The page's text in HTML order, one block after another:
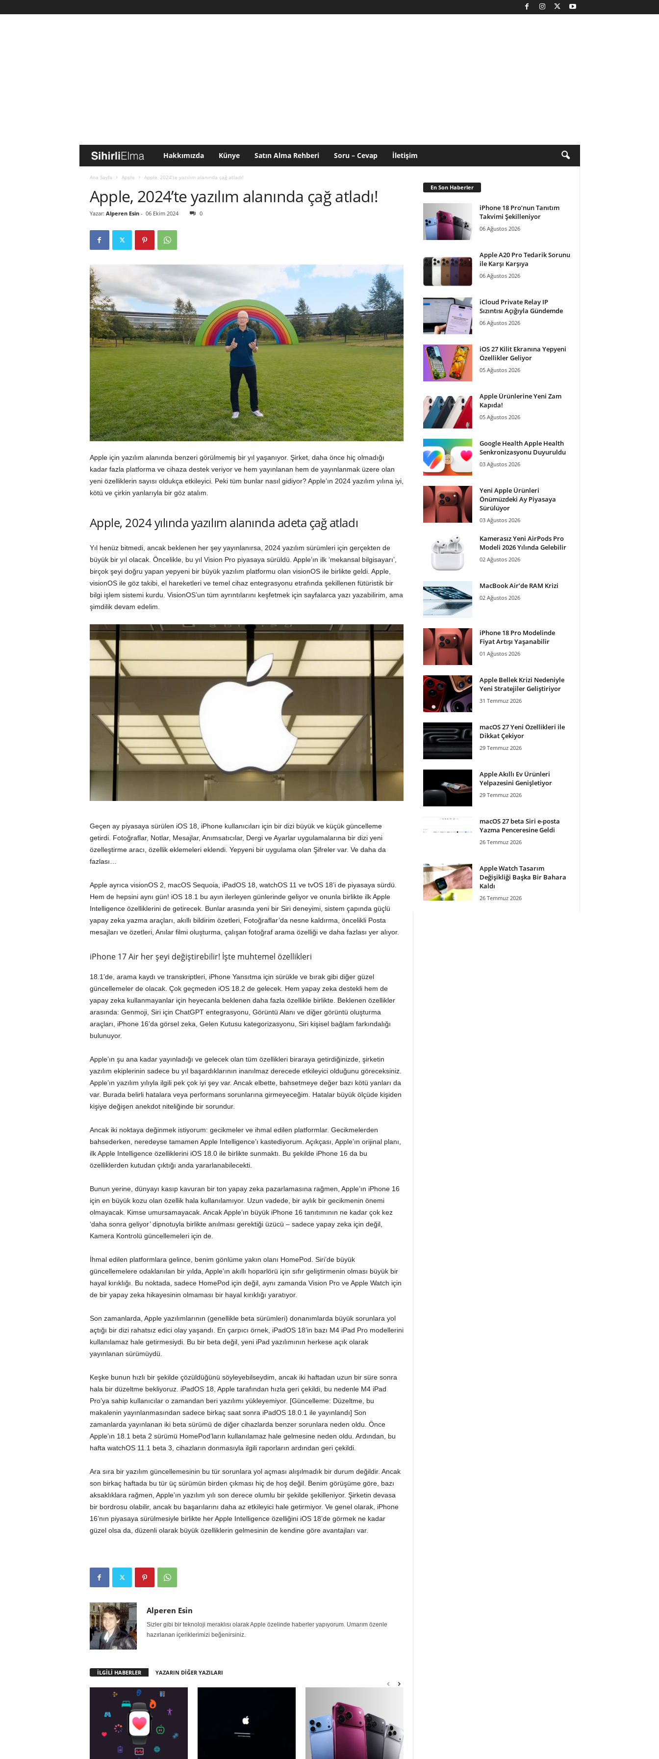
i
h
l
E
l
Hakkımızda Künye Satın Alma Rehberi Soru – Cevap İletişim
Ana Sayfa Apple Apple, 2024’te yazılım alanında çağ atladı!
Apple, 2024’te yazılım alanında çağ atladı!
Yazar: Alperen Esin- 06 Ekim 2024 0
Apple için yazılım alanında benzeri görülmemiş bir yıl yaşanıyor. Şirket, daha önce hiç olmadığı
kadar fazla platforma ve cihaza destek veriyor ve hem yayınlanan hem de yayınlanmak üzere olan
yeni özelliklerin sayısı oldukça etkileyici. Peki tüm bunlar nasıl gidiyor? Apple’ın 2024 yazılım yılına iyi,
kötü ve çirkin yanlarıyla bir göz atalım.
Apple, 2024 yılında yazılım alanında adeta çağ atladı
Yıl henüz bitmedi, ancak beklenen her şey yayınlanırsa, 2024 yazılım sürümleri için gerçekten de
büyük bir yıl olacak. Öncelikle, bu yıl Vision Pro piyasaya sürüldü. Apple’ın ilk ‘mekansal bilgisayarı’,
birçok şeyi doğru yapan yepyeni bir büyük yazılım platformu olan visionOS ile birlikte geldi. Apple,
visionOS ile göz takibi, el hareketleri ve temel cihaz entegrasyonu etrafında şekillenen fütüristik bir
bilgi işlem sistemi kurdu. VisionOS’un tüm ayrıntılarını keşfetmek için sayfalarca yazı yazabilirim, ama
şimdilik devam edelim.
Geçen ay piyasaya sürülen iOS 18, iPhone kullanıcıları için bir dizi büyük ve küçük güncelleme
getirdi. Fotoğraflar, Notlar, Mesajlar, Anımsatıcılar, Dergi ve Ayarlar uygulamalarına bir dizi yeni
özelleştirme aracı, özellik eklemeleri eklendi. Yepyeni bir uygulama olan Şifreler var. Ve daha da
fazlası…
Apple ayrıca visionOS 2, macOS Sequoia, iPadOS 18, watchOS 11 ve tvOS 18’i de piyasaya sürdü.
Hem de hepsini aynı gün! iOS 18.1 bu ayın ilerleyen günlerinde geliyor ve onunla birlikte ilk Apple
Intelligence özelliklerini de getirecek. Bunlar arasında yeni bir Siri deneyimi, sistem çapında güçlü
yapay zeka yazma araçları, akıllı bildirim özetleri, Fotoğraflar’da nesne kaldırma, öncelikli Posta
mesajları ve özetleri, Anılar filmi oluşturma, çalışan fotoğraf arama özelliği ve daha fazlası yer alıyor.
iPhone 17 Air her şeyi değiştirebilir! İşte muhtemel özellikleri
18.1’de, arama kaydı ve transkriptleri, iPhone Yansıtma için sürükle ve bırak gibi diğer güzel
güncellemeler de olacak. Çok geçmeden iOS 18.2 de gelecek. Hem yapay zeka destekli hem de
yapay zeka kullanmayanlar için heyecanla beklenen daha fazla özellikle birlikte. Beklenen özellikler
arasında: Genmoji, Siri için ChatGPT entegrasyonu, Görüntü Alanı ve diğer görüntü oluşturma
araçları, iPhone 16’da görsel zeka, Gelen Kutusu kategorizasyonu, Siri kişisel bağlam farkındalığı
bulunuyor.
Apple’ın şu ana kadar yayınladığı ve gelecek olan tüm özellikleri biraraya getirdiğinizde, şirketin
yazılım ekiplerinin sadece bu yıl başardıklarının inanılmaz derecede etkileyici olduğunu göreceksiniz.
Apple’ın yazılım yılıyla ilgili pek çok iyi şey var. Ancak elbette, bahsetmeye değer bazı kötü yanları da
var. Burada belirli hatalara veya performans sorunlarına girmeyeceğim. Hatalar büyük ölçüde kişiden
kişiye değişen anekdot niteliğinde bir sorundur.
Ancak iki noktaya değinmek istiyorum: gecikmeler ve ihmal edilen platformlar. Gecikmelerden
bahsederken, neredeyse tamamen Apple Intelligence’ı kastediyorum. Açıkçası, Apple’ın orijinal planı,
ilk Apple Intelligence özelliklerini iOS 18.0 ile birlikte sunmaktı. Bu şekilde iPhone 16 da bu
özelliklerden kutudan çıktığı anda yararlanabilecekti.
Bunun yerine, dünyayı kasıp kavuran bir ton yapay zeka pazarlamasına rağmen, Apple’ın iPhone 16
için en büyük kozu olan özellik hala kullanılamıyor. Uzun vadede, bir aylık bir gecikmenin önemi
olmayacak. Kimse umursamayacak. Ancak Apple’ın büyük iPhone 16 tanıtımının ne kadar çok kez
‘daha sonra geliyor’ dipnotuyla birlikte anılması gerektiği üzücü – sadece yapay zeka için değil,
Kamera Kontrolü güncellemeleri için de.
İhmal edilen platformlara gelince, benim gönlüme yakın olanı HomePod. Siri’de büyük
güncellemelere odaklanılan bir yılda, Apple’ın akıllı hoparlörü için sıfır geliştirmenin olması büyük bir
hayal kırıklığı. Bu noktada, sadece HomePod için değil, aynı zamanda Vision Pro ve Apple Watch için
de bir yapay zeka hikayesinin olmaması bir hayal kırıklığı yaratıyor.
Son zamanlarda, Apple yazılımlarının (genellikle beta sürümleri) donanımlarda büyük sorunlara yol
açtığı bir dizi rahatsız edici olay yaşandı. En çarpıcı örnek, iPadOS 18’in bazı M4 iPad Pro modellerini
kullanılamaz hale getirmesiydi. Bu bir beta değil, yeni iPad yazılımının herkese açık olarak
yayınlanan sürümüydü.
Keşke bunun hızlı bir şekilde çözüldüğünü söyleyebilseydim, ancak iki haftadan uzun bir süre sonra
hala bir düzeltme bekliyoruz. iPadOS 18, Apple tarafından hızla geri çekildi, bu nedenle M4 iPad
Pro’ya sahip kullanıcılar o zamandan beri yazılımı yükleyemiyor. [Güncelleme: Düzeltme, bu
makalenin yayınlanmasından sadece birkaç saat sonra iPadOS 18.0.1 ile yayınlandı] Son
zamanlarda yayınlanan iki beta sürümü de diğer cihazlarda benzer sorunlara neden oldu. Önce
Apple’ın 18.1 beta 2 sürümü HomePod’ların kullanılamaz hale gelmesine neden oldu. Ardından, bu
hafta watchOS 11.1 beta 3, cihazların donmasıyla ilgili raporların ardından geri çekildi.
Ara sıra bir yazılım güncellemesinin bu tür sorunlara yol açması alışılmadık bir durum değildir. Ancak
son birkaç haftada bu tür üç sürümün birden çıkması hiç de hoş değil. Benim görüşüme göre, bazı
aksaklıklara rağmen, Apple’ın yazılım yılı son derece olumlu bir şekilde şekilleniyor. Şirketin devasa
bir bordrosu olabilir, ancak bu başarılarını daha az etkileyici hale getirmiyor. Ve genel olarak, iPhone
16’nın piyasaya sürülmesiyle birlikte her Apple Intelligence özelliğini iOS 18’de görmek ne kadar
güzel olsa da, düzenli olarak büyük özelliklerin gelmesinin de kendine göre avantajları var.
Alperen Esin
Sizler gibi bir teknoloji meraklısı olarak Apple özelinde haberler yapıyorum. Umarım özenle
hazırlanan içeriklerimizi beğenirsiniz.
İLGİLİ HABERLER YAZARIN DİĞER YAZILARI
En Son Haberler
iPhone 18 Pro’nun Tanıtım
Takvimi Şekilleniyor
06 Ağustos 2026
Apple A20 Pro Tedarik Sorunu
ile Karşı Karşıya
06 Ağustos 2026
iCloud Private Relay IP
Sızıntısı Açığıyla Gündemde
06 Ağustos 2026
iOS 27 Kilit Ekranına Yepyeni
Özellikler Geliyor
05 Ağustos 2026
Apple Ürünlerine Yeni Zam
Kapıda!
05 Ağustos 2026
Google Health Apple Health
Senkronizasyonu Duyuruldu
03 Ağustos 2026
Yeni Apple Ürünleri
Önümüzdeki Ay Piyasaya
Sürülüyor
03 Ağustos 2026
Kamerasız Yeni AirPods Pro
Modeli 2026 Yılında Gelebilir
02 Ağustos 2026
MacBook Air’de RAM Krizi
02 Ağustos 2026
iPhone 18 Pro Modelinde
Fiyat Artışı Yaşanabilir
01 Ağustos 2026
Apple Bellek Krizi Nedeniyle
Yeni Stratejiler Geliştiriyor
31 Temmuz 2026
macOS 27 Yeni Özellikleri ile
Dikkat Çekiyor
29 Temmuz 2026
Apple Akıllı Ev Ürünleri
Yelpazesini Genişletiyor
29 Temmuz 2026
macOS 27 beta Siri e-posta
Yazma Penceresine Geldi
26 Temmuz 2026
Apple Watch Tasarım
Değişikliği Başka Bir Bahara
Kaldı
26 Temmuz 2026